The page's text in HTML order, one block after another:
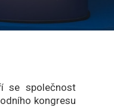
se společnost
kongresu